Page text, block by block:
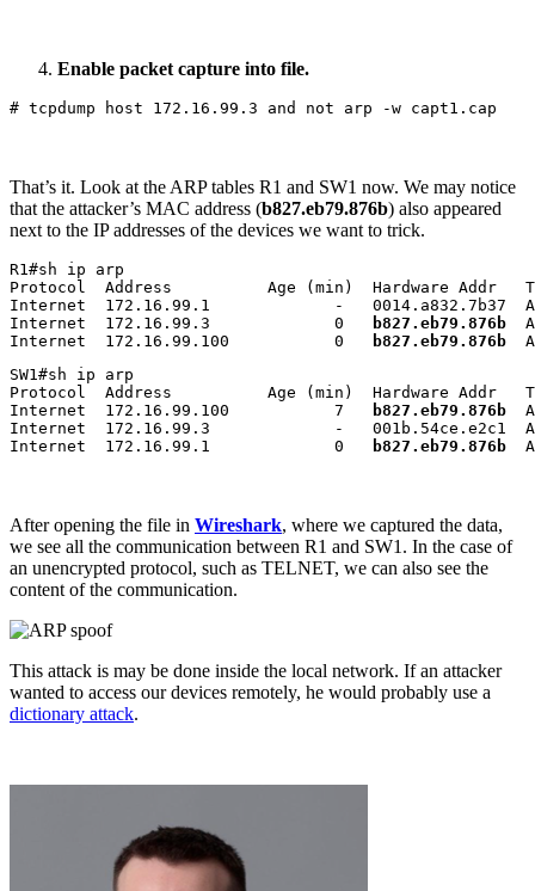
Enable packet capture into file.
# tcpdump host 172.16.99.3 and not arp -w capt1.cap
That’s it. Look at the ARP tables R1 and SW1 now. We may notice
that the attacker’s MAC address (b827.eb79.876b) also appeared
next to the IP addresses of the devices we want to trick.
R1#sh ip arp
Protocol  Address          Age (min)  Hardware Addr
Internet  172.16.99.1             -   0014.a832.7b37
Internet  172.16.99.3             0
b827.eb79.876b
Internet  172.16.99.100           0
b827.eb79.876b
SW1#sh ip arp
Protocol  Address          Age (min)  Hardware Addr
Internet  172.16.99.100           7
b827.eb79.876b
Internet  172.16.99.3             -   001b.54ce.e2c1
Internet  172.16.99.1             0
b827.eb79.876b
After opening the file in Wireshark, where we captured the data,
we see all the communication between R1 and SW1. In the case of
an unencrypted protocol, such as TELNET, we can also see the
content of the communication.
This attack is may be done inside the local network. If an attacker
wanted to access our devices remotely, he would probably use a
dictionary attack.